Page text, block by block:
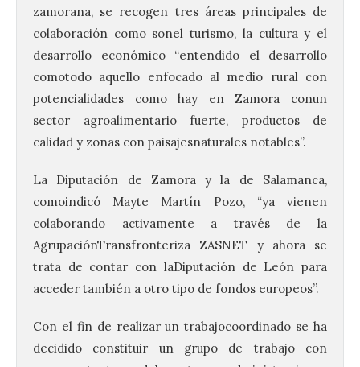
zamorana, se recogen tres áreas principales de
colaboración como sonel turismo, la cultura y el
desarrollo económico “entendido el desarrollo
comotodo aquello enfocado al medio rural con
potencialidades como hay en Zamora conun
sector agroalimentario fuerte, productos de
calidad y zonas con paisajesnaturales notables”.
La Diputación de Zamora y la de Salamanca,
comoindicó Mayte Martín Pozo, “ya vienen
colaborando activamente a través de la
AgrupaciónTransfronteriza ZASNET y ahora se
trata de contar con laDiputación de León para
acceder también a otro tipo de fondos europeos”.
Con el fin de realizar un trabajocoordinado se ha
decidido constituir un grupo de trabajo con